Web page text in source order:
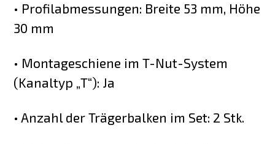
• Profilabmessungen: Breite 53 mm, Höhe
30 mm
• Montageschiene im T-Nut-System
(Kanaltyp „T“): Ja
• Anzahl der Trägerbalken im Set: 2 Stk.